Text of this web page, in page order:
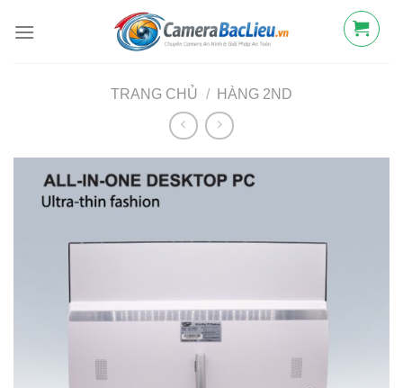
qua
TRANG CHỦ / HÀNG 2ND